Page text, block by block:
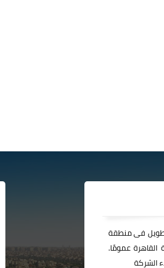
طويل فى منطقة
عمومًا.
الشركة